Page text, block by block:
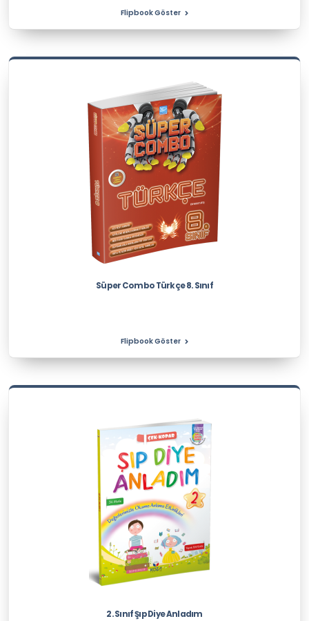
Flipbook Göster
Süper Combo Türkçe 8. Sınıf
Flipbook Göster
2. Sınıf Şıp Diye Anladım